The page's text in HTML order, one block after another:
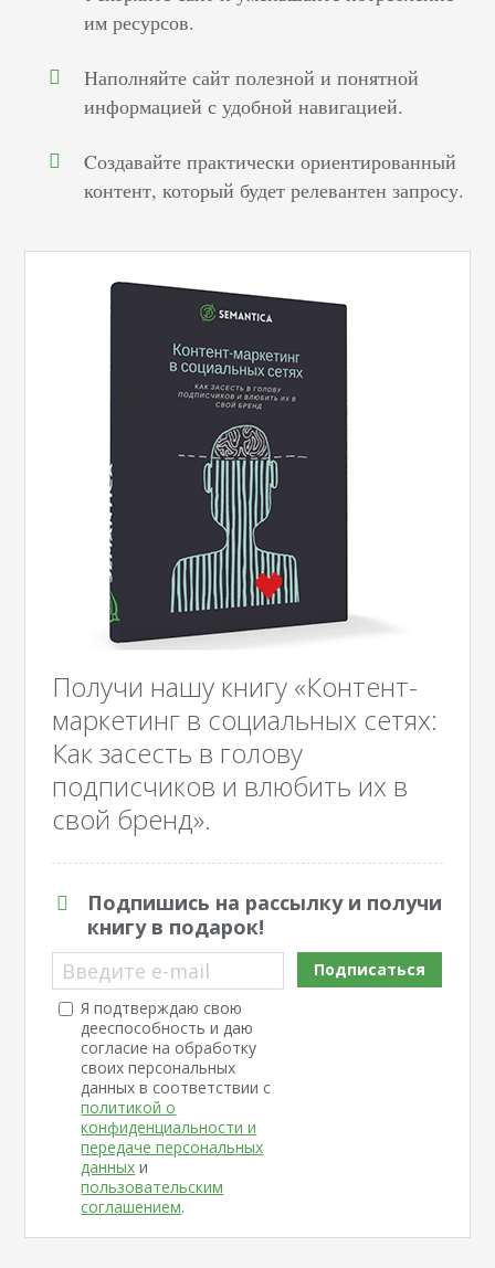
им ресурсов.
Наполняйте сайт полезной и понятной
информацией с удобной навигацией.
Cоздавайте практически ориентированный
контент, который будет релевантен запросу.
Получи нашу книгу «Контент-
маркетинг в социальных сетях:
Как засесть в голову
подписчиков и влюбить их в
свой бренд».
Подпишись на рассылку и получи
книгу в подарок!
Введите e-mail
Я подтверждаю свою
дееспособность и даю
согласие на обработку
своих персональных
данных в соответствии с
политикой о
конфиденциальности и
передаче персональных
данных и
пользовательским
соглашением.
Подписаться